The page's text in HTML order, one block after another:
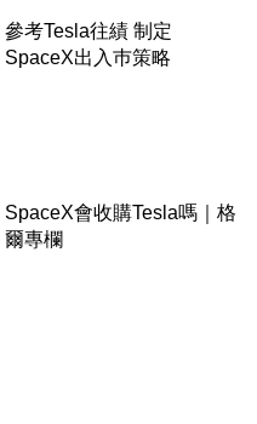
參考Tesla往績 制定
SpaceX出入巿策略
SpaceX會收購Tesla嗎｜格
爾專欄